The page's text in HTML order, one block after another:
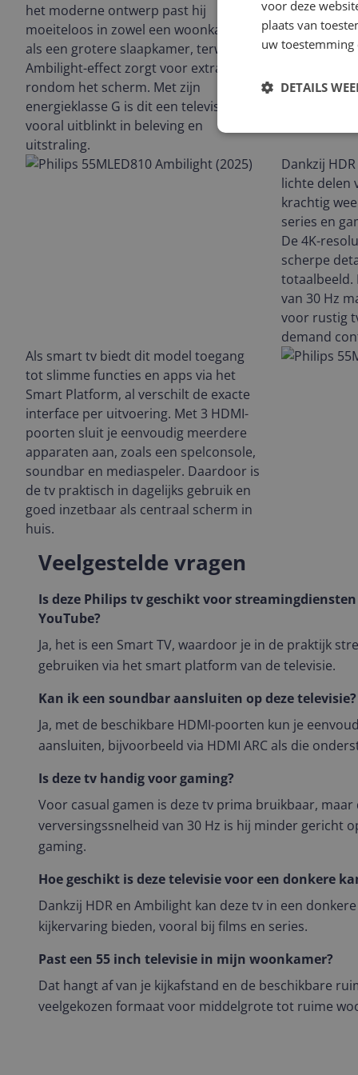
het moderne ontwerp past hij
moeiteloos in zowel een woonkamer
als een grotere slaapkamer, terwijl het
Ambilight-effect zorgt voor extra sfeer
rondom het scherm. Met zijn
energieklasse G is dit een televisie die
vooral uitblinkt in beleving en
uitstraling.
Dankzij
lichte delen
krachtig
series en
De 4K-
scherpe
totaalbeeld.
van 30 Hz
voor rustig
demand
Als smart tv biedt dit model toegang
tot slimme functies en apps via het
Smart Platform, al verschilt de exacte
interface per uitvoering. Met 3 HDMI-
poorten sluit je eenvoudig meerdere
apparaten aan, zoals een spelconsole,
soundbar en mediaspeler. Daardoor is
de tv praktisch in dagelijks gebruik en
goed inzetbaar als centraal scherm in
huis.
Veelgestelde vragen
Is deze Philips tv geschikt voor
YouTube?
Ja, het is een Smart TV, waardoor je in de praktijk
gebruiken via het smart platform van de televisie.
Kan ik een soundbar aansluiten op deze televisie?
Ja, met de beschikbare HDMI-poorten kun je
aansluiten, bijvoorbeeld via HDMI ARC als die
Is deze tv handig voor gaming?
Voor casual gamen is deze tv prima bruikbaar, maar
verversingssnelheid van 30 Hz is hij minder gericht
gaming.
Hoe geschikt is deze televisie voor een donkere
Dankzij HDR en Ambilight kan deze tv in een
kijkervaring bieden, vooral bij films en series.
Past een 55 inch televisie in mijn woonkamer?
Dat hangt af van je kijkafstand en de beschikbare
veelgekozen formaat voor middelgrote tot ruime
voor deze
plaats van
uw
DETAILS